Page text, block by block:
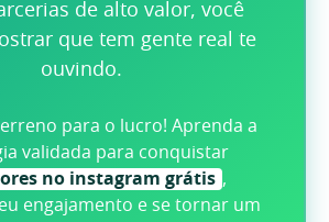
de alto valor, você
que tem gente real te
ouvindo.
para o lucro! Aprenda a
validada para conquistar
no instagram grátis ,
engajamento e se tornar um